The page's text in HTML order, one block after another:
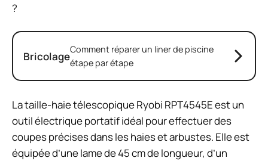
?
BricolageComment réparer un liner de piscine
étape par étape
La taille-haie télescopique Ryobi RPT4545E est un
outil électrique portatif idéal pour effectuer des
coupes précises dans les haies et arbustes. Elle est
équipée d’une lame de 45 cm de longueur, d’un